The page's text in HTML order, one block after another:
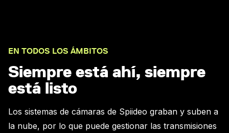
EN TODOS LOS ÁMBITOS
Siempre está ahí, siempre
está listo
Los sistemas de cámaras de Spiideo graban y suben a
la nube, por lo que puede gestionar las transmisiones